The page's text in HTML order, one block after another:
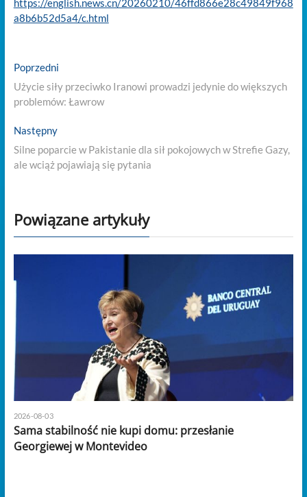
https://english.news.cn/20260210/46ffd866e28c49849f968
a8b6b52d5a4/c.html
Nawigacja
wpisu
PoprzedniPrevious
Użycie siły przeciwko Iranowi prowadzi jedynie do większych
problemów: Ławrow
NastępnyNext
post:
Silne poparcie w Pakistanie dla sił pokojowych w Strefie Gazy,
ale wciąż pojawiają się pytania
Powiązane artykuły
2026-08-03
Sama stabilność nie kupi domu: przesłanie
Georgiewej w Montevideo